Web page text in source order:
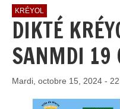
KRÉYOL
DIKTÉ
SANMDI 19
Mardi, octobre 15, 2024 -